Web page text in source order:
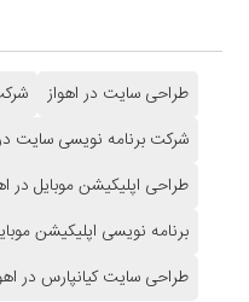
طراحی سایت در اهواز
شرکت
شرکت برنامه نویسی سایت در
طراحی اپلیکیشن موبایل در اهواز
برنامه نویسی اپلیکیشن موبایل
طراحی سایت کیانپارس در اهواز